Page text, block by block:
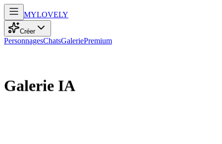
MYLOVELY
Créer
PersonnagesChatsGaleriePremium
Galerie IA